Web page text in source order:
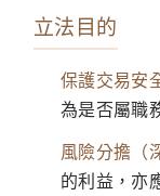
立法目的
保護交易安
為是否屬職
風險分擔（
的利益，亦